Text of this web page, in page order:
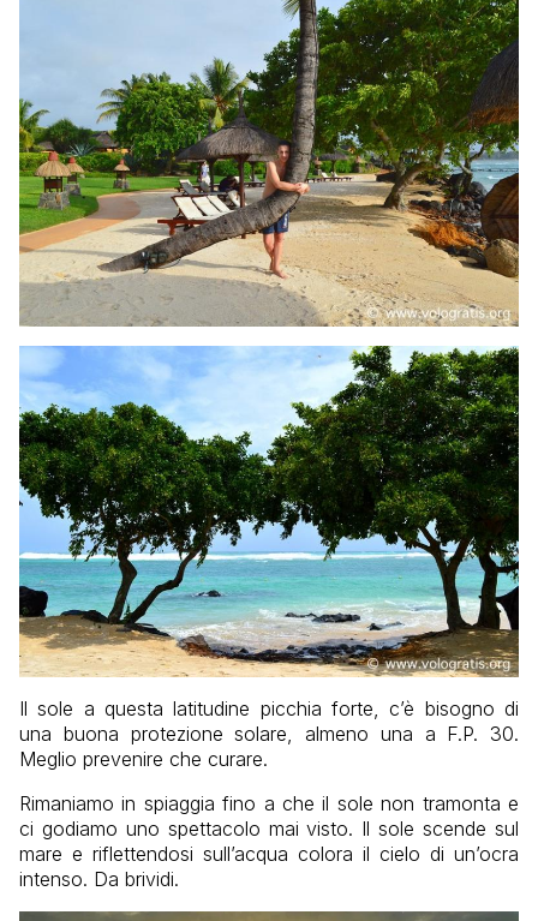
Il sole a questa latitudine picchia forte, c’è bisogno di
una buona protezione solare, almeno una a F.P. 30.
Meglio prevenire che curare.
Rimaniamo in spiaggia fino a che il sole non tramonta e
ci godiamo uno spettacolo mai visto. Il sole scende sul
mare e riflettendosi sull’acqua colora il cielo di un’ocra
intenso. Da brividi.